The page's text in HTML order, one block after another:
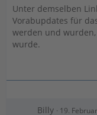
Unter demselben
Vorabupdates für
werden und
wurde.
Billy 19.